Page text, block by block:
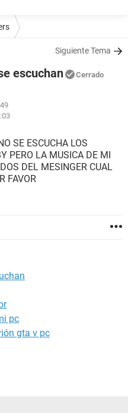
Siguiente Tema
escuchan Cerrado
SE ESCUCHA LOS
PERO LA MUSICA DE MI
DEL MESINGER CUAL
FAVOR
pc
gta v pc